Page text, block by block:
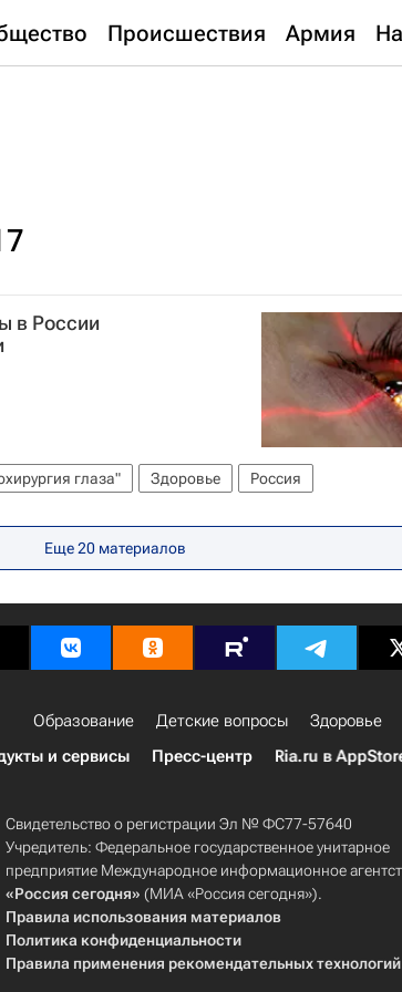
Происшествия Армия
в России
глаза" Здоровье Россия
Еще 20 материалов
Образование Детские вопросы Здоровье
и сервисы Пресс-центр Ria.ru в
Свидетельство о регистрации Эл № ФС77-57640
Учредитель: Федеральное государственное унитарное
предприятие Международное информационное
«Россия сегодня» (МИА «Россия сегодня»).
Правила использования материалов
Политика конфиденциальности
Правила применения рекомендательных технологий